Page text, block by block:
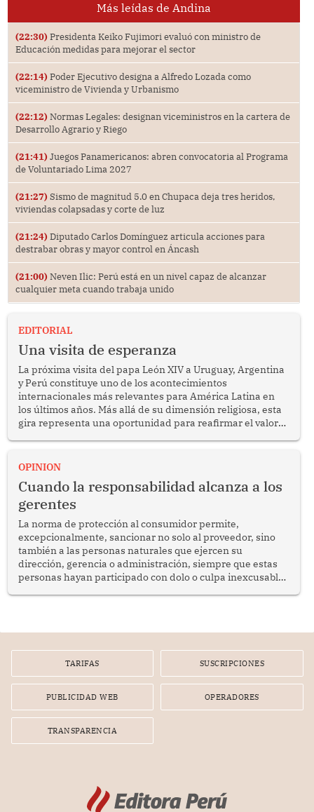
Más leídas de Andina
(22:30) Presidenta Keiko Fujimori evaluó con ministro de
Educación medidas para mejorar el sector
(22:14) Poder Ejecutivo designa a Alfredo Lozada como
viceministro de Vivienda y Urbanismo
(22:12) Normas Legales: designan viceministros en la cartera de
Desarrollo Agrario y Riego
(21:41) Juegos Panamericanos: abren convocatoria al Programa
de Voluntariado Lima 2027
(21:27) Sismo de magnitud 5.0 en Chupaca deja tres heridos,
viviendas colapsadas y corte de luz
(21:24) Diputado Carlos Domínguez articula acciones para
destrabar obras y mayor control en Áncash
(21:00) Neven Ilic: Perú está en un nivel capaz de alcanzar
cualquier meta cuando trabaja unido
EDITORIAL
Una visita de esperanza
La próxima visita del papa León XIV a Uruguay, Argentina
y Perú constituye uno de los acontecimientos
internacionales más relevantes para América Latina en
los últimos años. Más allá de su dimensión religiosa, esta
gira representa una oportunidad para reafirmar el valor
enfrenta desafíos en materia de desarrollo, cohesión
OPINION
Cuando la responsabilidad alcanza a los
gerentes
La norma de protección al consumidor permite,
excepcionalmente, sancionar no solo al proveedor, sino
también a las personas naturales que ejercen su
dirección, gerencia o administración, siempre que estas
personas hayan participado con dolo o culpa inexcusable
por la frustrada realización de un meet and greet con
TARIFAS SUSCRIPCIONES
PUBLICIDAD WEB OPERADORES
TRANSPARENCIA